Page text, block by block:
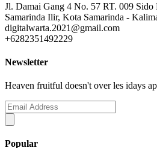
Jl. Damai Gang 4 No. 57 RT. 009 Sido
Samarinda Ilir, Kota Samarinda -
digitalwarta.2021@gmail.com
+6282351492229
Newsletter
Heaven fruitful doesn't over les idays
Popular